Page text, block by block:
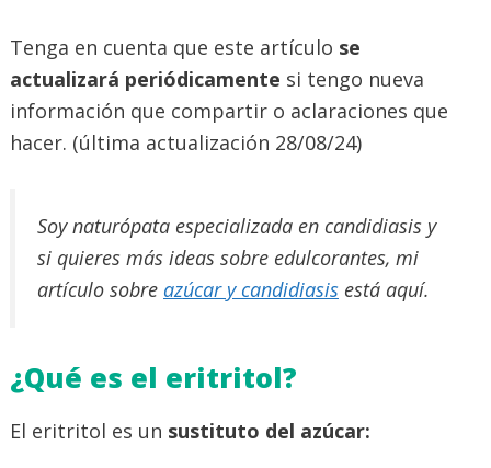
Tenga en cuenta que este artículo se
actualizará periódicamente si tengo nueva
información que compartir o aclaraciones que
hacer. (última actualización 28/08/24)
Soy naturópata especializada en candidiasis y
si quieres más ideas sobre edulcorantes, mi
artículo sobre azúcar y candidiasis está aquí.
¿Qué es el eritritol?
El eritritol es un sustituto del azúcar: